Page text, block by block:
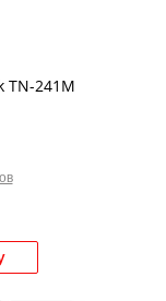
TN-241M